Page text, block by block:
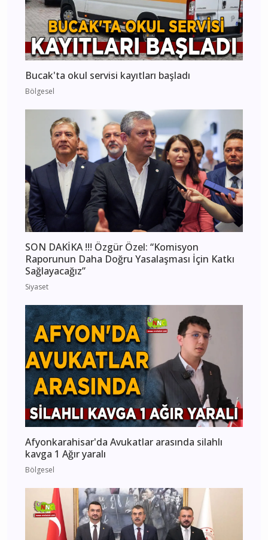
Bucak'ta okul servisi kayıtları başladı
Bölgesel
SON DAKİKA !!! Özgür Özel: “Komisyon
Raporunun Daha Doğru Yasalaşması İçin Katkı
Sağlayacağız”
Siyaset
Afyonkarahisar'da Avukatlar arasında silahlı
kavga 1 Ağır yaralı
Bölgesel